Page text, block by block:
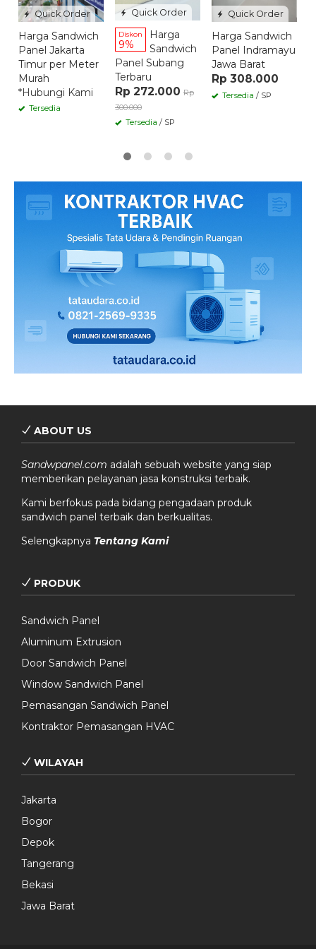
Quick Order
Harga Sandwich
Panel Jakarta
Timur per Meter
Murah
*Hubungi Kami
Tersedia
Quick Order
Diskon
9%
Harga
Sandwich
Panel Subang
Terbaru
Rp 272.000 Rp
300.000
Tersedia / SP
Quick Order
Harga Sandwich
Panel Indramayu
Jawa Barat
Rp 308.000
Tersedia / SP
ABOUT US
Sandwpanel.com adalah sebuah website yang siap
memberikan pelayanan jasa konstruksi terbaik.
Kami berfokus pada bidang pengadaan produk
sandwich panel terbaik dan berkualitas.
Selengkapnya Tentang Kami
PRODUK
Sandwich Panel
Aluminum Extrusion
Door Sandwich Panel
Window Sandwich Panel
Pemasangan Sandwich Panel
Kontraktor Pemasangan HVAC
WILAYAH
Jakarta
Bogor
Depok
Tangerang
Bekasi
Jawa Barat